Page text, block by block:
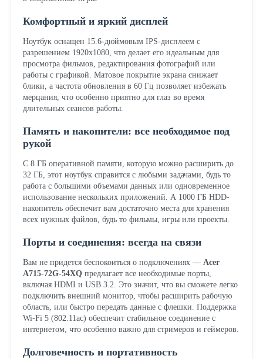
Комфортный и яркий дисплей
Ноутбук оснащен 15.6-дюймовым IPS-дисплеем с
разрешением 1920x1080, что делает его идеальным для
просмотра фильмов, редактирования фотографий или
работы с графикой. Матовое покрытие экрана снижает
блики, а частота обновления в 60 Гц позволяет избежать
мерцания, что особенно приятно для глаз во время
длительных сеансов работы.
Память и накопители: все необходимое под
рукой
С 8 ГБ оперативной памяти, которую можно расширить до
32 ГБ, этот ноутбук справится с любыми задачами, будь то
работа с большими объемами данных или одновременное
использование нескольких приложений. А 1000 ГБ HDD-
накопитель обеспечит вам достаточно места для хранения
всех нужных файлов, будь то фильмы, игры или проекты.
Порты и соединения: всегда на связи
Вам не придется беспокоиться о подключениях — Acer
A715-72G-54XQпредлагает все необходимые порты,
включая HDMI и USB 3.2. Это значит, что вы сможете легко
подключить внешний монитор, чтобы расширить рабочую
область, или быстро передать данные с флешки. Поддержка
Wi-Fi 5 (802.11ac) обеспечит стабильное соединение с
интернетом, что особенно важно для стримеров и геймеров.
Долговечность и портативность